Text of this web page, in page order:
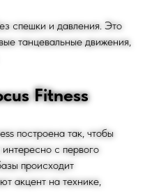
спешки и давления. Это
танцевальные движения,
Fitness
построена так, чтобы
с первого
происходит
акцент на технике,